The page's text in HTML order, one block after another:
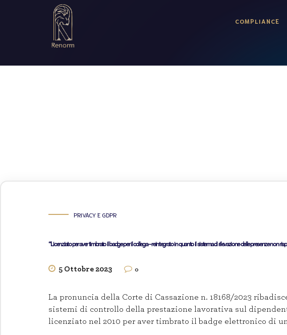
COMPLIANCE
PRIVACY E GDPR
“Licenziato per aver timbrato il badge per il collega – reintegrato in quanto il sistema di rilevazione delle presenze non
5 Ottobre 2023 0
La pronuncia della Corte di Cassazione n. 18168/2023
sistemi di controllo della prestazione lavorativa sul
licenziato nel 2010 per aver timbrato il badge elettronico di